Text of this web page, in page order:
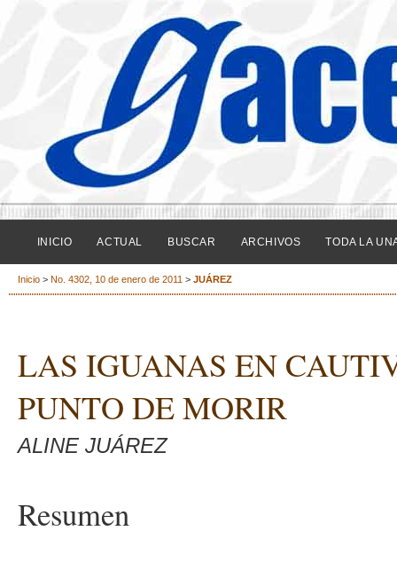
INICIO ACTUAL BUSCAR ARCHIVOS TODA LA
Inicio > No. 4302, 10 de enero de 2011 > JUÁREZ
LAS IGUANAS EN
PUNTO DE MORIR
ALINE JUÁREZ
Resumen